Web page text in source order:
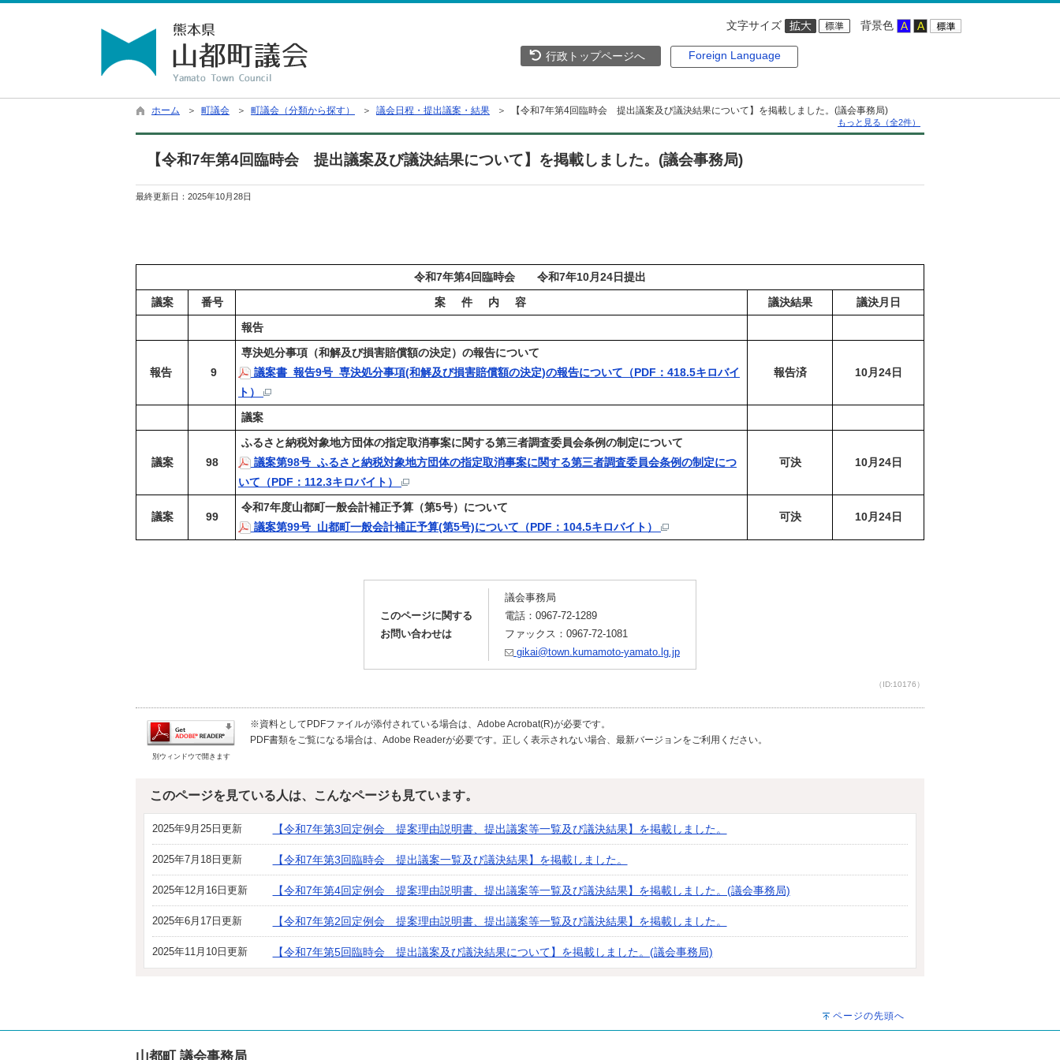
文字サイズ 背景色
行政トップページへ Foreign Language
ホーム ＞ 町議会 ＞ 町議会（分類から探す） ＞ 議会日程・提出議案・結果 ＞ 【令和7年第4回臨時会 提出議案及び議決結果について】を掲載しました。(議会事務局)
もっと見る（全2件）
【令和7年第4回臨時会 提出議案及び議決結果について】を掲載しました。(議会事務局)
最終更新日： 2025年10月28日
令和7年第4回臨時会 令和7年10月24日提出
議案
番号 案 件 内 容 議決結果
議決月日
報告
報告 9
専決処分事項（和解及び損害賠償額の決定）の報告について
議案書_報告9号_専決処分事項(和解及び損害賠償額の決定)の報告について（PDF：418.5キロバイ
ト）
報告済 10月24日
議案
議案 98
ふるさと納税対象地方団体の指定取消事案に関する第三者調査委員会条例の制定について
議案第98号_ふるさと納税対象地方団体の指定取消事案に関する第三者調査委員会条例の制定につ
いて（PDF：112.3キロバイト）
可決 10月24日
議案 99
令和7年度山都町一般会計補正予算（第5号）について
議案第99号_山都町一般会計補正予算(第5号)について（PDF：104.5キロバイト）
可決 10月24日
このページに関する
お問い合わせは
議会事務局
電話： 0967-72-1289
ファックス：0967-72-1081
gikai@town.kumamoto-yamato.lg.jp
（ID:10176）
別ウィンドウで開きます
※資料としてPDFファイルが添付されている場合は、Adobe Acrobat(R)が必要です。
PDF書類をご覧になる場合は、Adobe Readerが必要です。正しく表示されない場合、最新バージョンをご利用ください。
このページを見ている人は、こんなページも見ています。
2025年9月25日更新 【令和7年第3回定例会 提案理由説明書、提出議案等一覧及び議決結果】を掲載しました。
2025年7月18日更新 【令和7年第3回臨時会 提出議案一覧及び議決結果】を掲載しました。
2025年12月16日更新 【令和7年第4回定例会 提案理由説明書、提出議案等一覧及び議決結果】を掲載しました。(議会事務局)
2025年6月17日更新 【令和7年第2回定例会 提案理由説明書、提出議案等一覧及び議決結果】を掲載しました。
2025年11月10日更新 【令和7年第5回臨時会 提出議案及び議決結果について】を掲載しました。(議会事務局)
ページの先頭へ
山都町 議会事務局